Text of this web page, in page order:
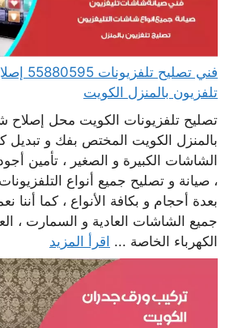
فني
تلفزيون بالمنزل الكويت
تصليح تلفزيونات الكويت محل إصلاح
بالمنزل الكويت المختص بفك و تبديل
الشاشات الكبيرة و الصغير ، تأمين
، صيانة و تصليح جميع أنواع
بعدة أحجام و بكافة الأنواع ، كما أننا
جميع الشاشات العادية و السمارت ،
الكهرباء الخاصة ... اقرأ المزيد